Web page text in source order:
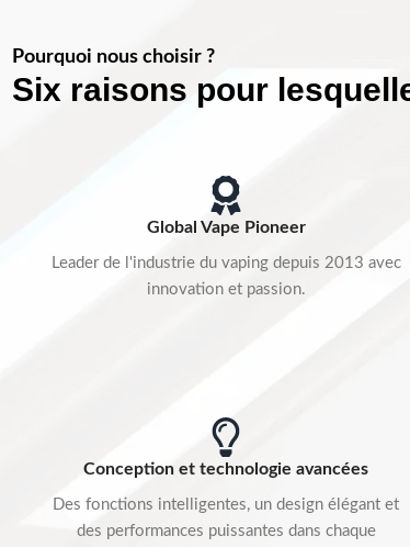
Pourquoi nous choisir ?
Six raisons pour
Global Vape Pioneer
Leader de l'industrie du vaping depuis 2013 avec
innovation et passion.
Conception et technologie avancées
Des fonctions intelligentes, un design élégant et
des performances puissantes dans chaque